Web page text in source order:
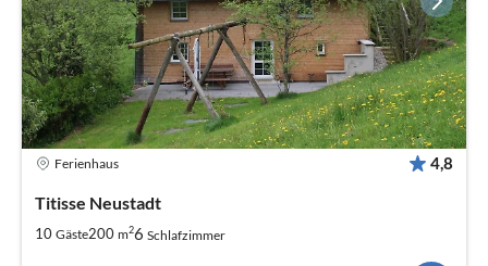
Ferienhaus 4,8
Titisse Neustadt
10 Gäste200 m26 Schlafzimmer